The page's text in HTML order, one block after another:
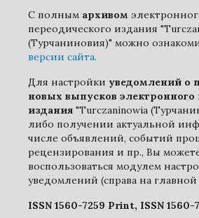
С полным архивом
переодического издания
(Турчаниновия)" можно
версии сайта.
Для настройки уведомлений о
новых выпусков электронного
издания "Turczaninowia
либо получении актуальной
числе объявлений, событий
рецензирования и пр., Вы
воспользоваться модулем
уведомлений (справа на главной
ISSN 1560-7259 Print, ISSN 1560-